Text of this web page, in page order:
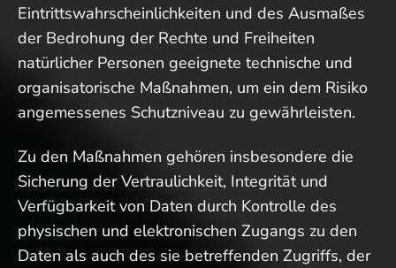
Eintrittswahrscheinlichkeiten und des Ausmaßes
der Bedrohung der Rechte und Freiheiten
natürlicher Personen geeignete technische und
organisatorische Maßnahmen, um ein dem Risiko
angemessenes Schutzniveau zu gewährleisten.
Zu den Maßnahmen gehören insbesondere die
Sicherung der Vertraulichkeit, Integrität und
Verfügbarkeit von Daten durch Kontrolle des
physischen und elektronischen Zugangs zu den
Daten als auch des sie betreffenden Zugriffs, der